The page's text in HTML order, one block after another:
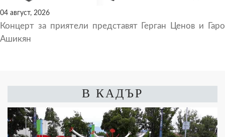
04 август, 2026
Концерт за приятели представят Герган Ценов и Гаро
Ашикян
В КАДЪР